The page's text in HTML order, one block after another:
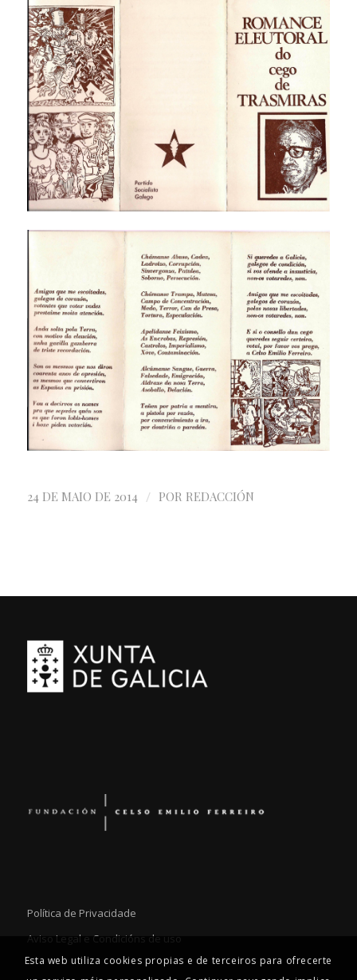
24 DE MAIO DE 2014 / POR REDACCIÓN
Política de Privacidade
Aviso Legal e Condicións de uso
Esta web utiliza cookies propias e de terceiros para ofrecerte